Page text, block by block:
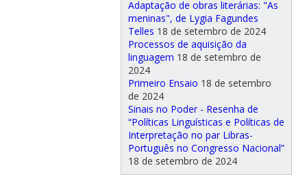
Adaptação de obras literárias: "As
meninas", de Lygia Fagundes
Telles 18 de setembro de 2024
Processos de aquisição da
linguagem 18 de setembro de
2024
Primeiro Ensaio 18 de setembro
de 2024
Sinais no Poder - Resenha de
“Políticas Linguísticas e Políticas de
Interpretação no par Libras-
Português no Congresso Nacional”
18 de setembro de 2024